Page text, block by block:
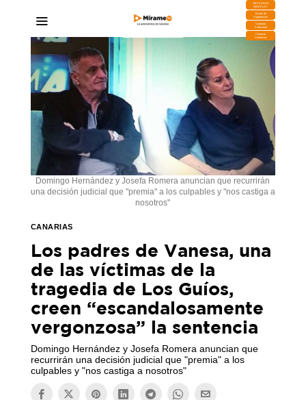
DESCARGA
MIRAPLAY
Buzón de
Sugerencias
Contratar
Publicidad
Contacto
Comercial
Domingo Hernández y Josefa Romera anuncian que recurrirán
una decisión judicial que "premia" a los culpables y "nos castiga a
nosotros"
CANARIAS
Los padres de Vanesa, una
de las víctimas de la
tragedia de Los Guíos,
creen “escandalosamente
vergonzosa” la sentencia
Domingo Hernández y Josefa Romera anuncian que
recurrirán una decisión judicial que "premia" a los
culpables y "nos castiga a nosotros"